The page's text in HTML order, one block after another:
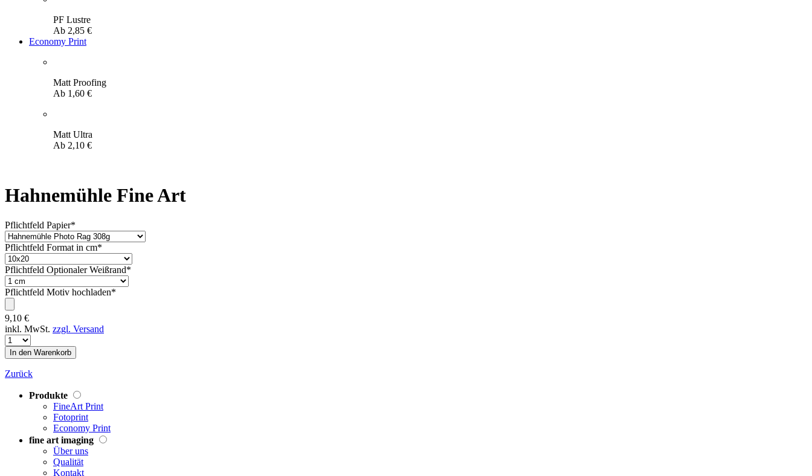
PF Lustre
Ab 2,85 €
Economy Print
Matt Proofing
Ab 1,60 €
Matt Ultra
Ab 2,10 €
Hahnemühle Fine Art
Pflichtfeld Papier*
Pflichtfeld Format in cm*
Pflichtfeld Optionaler Weißrand*
Pflichtfeld Motiv hochladen*
9,10 €
inkl. MwSt. zzgl. Versand
Zurück
Produkte
FineArt Print
Fotoprint
Economy Print
fine art imaging
Über uns
Qualität
Kontakt